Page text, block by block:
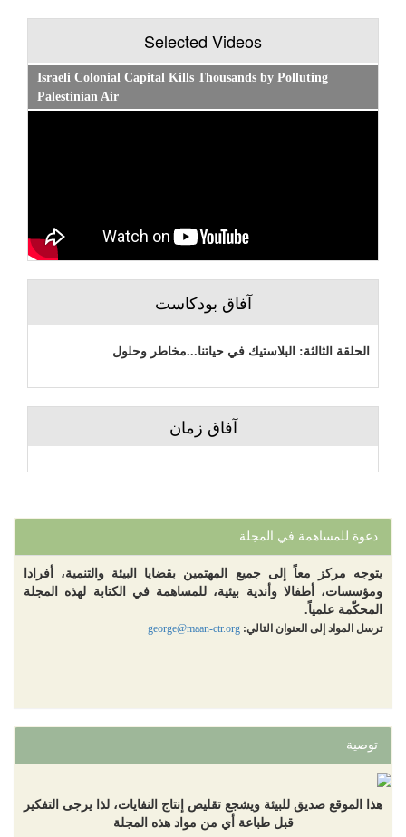
Selected Videos
Israeli Colonial Capital Kills Thousands by Polluting
Palestinian Air
آفاق بودكاست
الحلقة الثالثة: البلاستيك في حياتنا...مخاطر وحلول
آفاق زمان
دعوة للمساهمة في المجلة
يتوجه مركز معاً إلى جميع المهتمين بقضايا البيئة والتنمية، أفرادا
ومؤسسات، أطفالا وأندية بيئية، للمساهمة في الكتابة لهذه المجلة
المحكّمة علمياً.
ترسل المواد إلى العنوان التالي: george@maan-ctr.org
توصية
هذا الموقع صديق للبيئة ويشجع تقليص إنتاج النفايات، لذا يرجى التفكير
قبل طباعة أي من مواد هذه المجلة